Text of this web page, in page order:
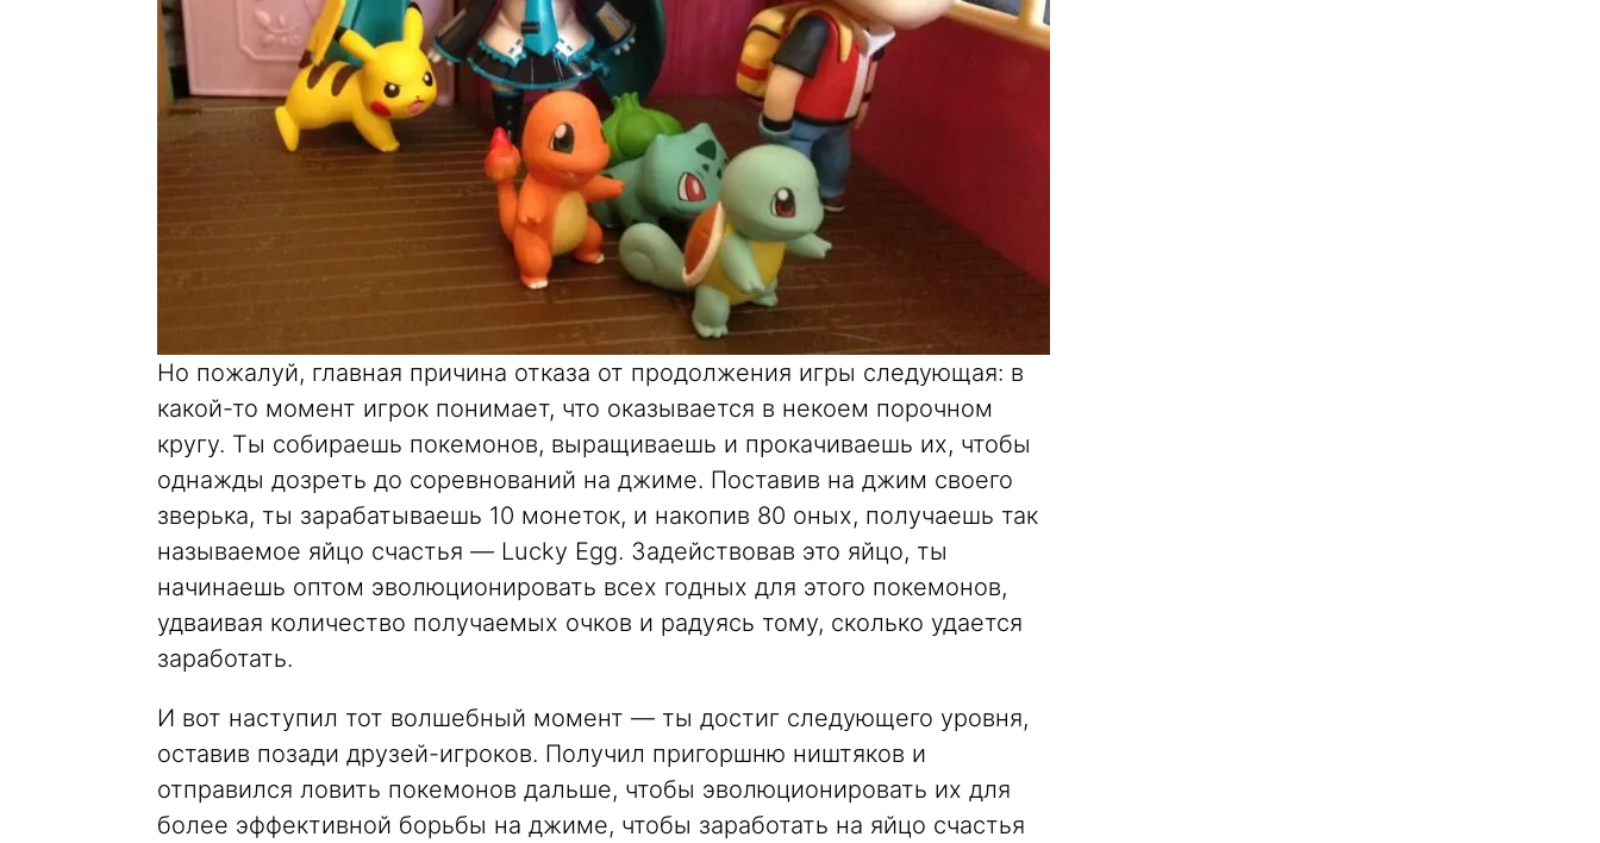
Но пожалуй, главная причина отказа от продолжения игры следующая: в
какой-то момент игрок понимает, что оказывается в некоем порочном
кругу. Ты собираешь покемонов, выращиваешь и прокачиваешь их, чтобы
однажды дозреть до соревнований на джиме. Поставив на джим своего
зверька, ты зарабатываешь 10 монеток, и накопив 80 оных, получаешь так
называемое яйцо счастья — Lucky Egg. Задействовав это яйцо, ты
начинаешь оптом эволюционировать всех годных для этого покемонов,
удваивая количество получаемых очков и радуясь тому, сколько удается
заработать.
И вот наступил тот волшебный момент — ты достиг следующего уровня,
оставив позади друзей-игроков. Получил пригоршню ништяков и
отправился ловить покемонов дальше, чтобы эволюционировать их для
более эффективной борьбы на джиме, чтобы заработать на яйцо счастья